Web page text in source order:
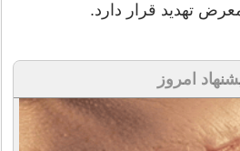
تهدید قرار دارد.
امروز